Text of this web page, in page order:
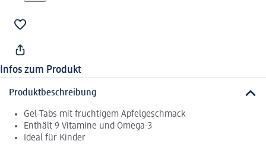
Infos zum Produkt
Produktbeschreibung
Gel-Tabs mit fruchtigem Apfelgeschmack
Enthält 9 Vitamine und Omega-3
Ideal für Kinder